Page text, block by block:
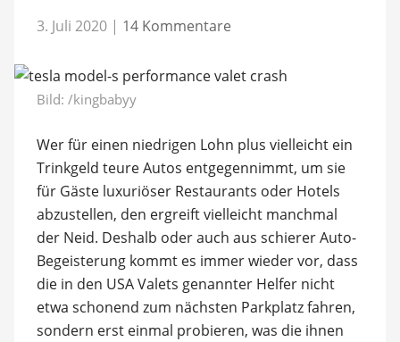
3. Juli 2020 | 14 Kommentare
Bild: /kingbabyy
Wer für einen niedrigen Lohn plus vielleicht ein
Trinkgeld teure Autos entgegennimmt, um sie
für Gäste luxuriöser Restaurants oder Hotels
abzustellen, den ergreift vielleicht manchmal
der Neid. Deshalb oder auch aus schierer Auto-
Begeisterung kommt es immer wieder vor, dass
die in den USA Valets genannter Helfer nicht
etwa schonend zum nächsten Parkplatz fahren,
sondern erst einmal probieren, was die ihnen